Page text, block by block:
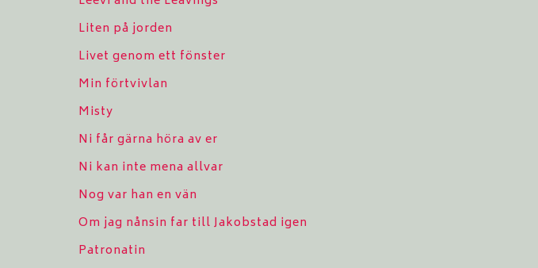
Liten på jorden
Livet genom ett fönster
Min förtvivlan
Misty
Ni får gärna höra av er
Ni kan inte mena allvar
Nog var han en vän
Om jag nånsin far till Jakobstad igen
Patronatin